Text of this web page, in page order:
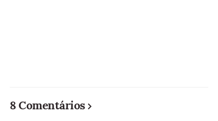
8 Comentários